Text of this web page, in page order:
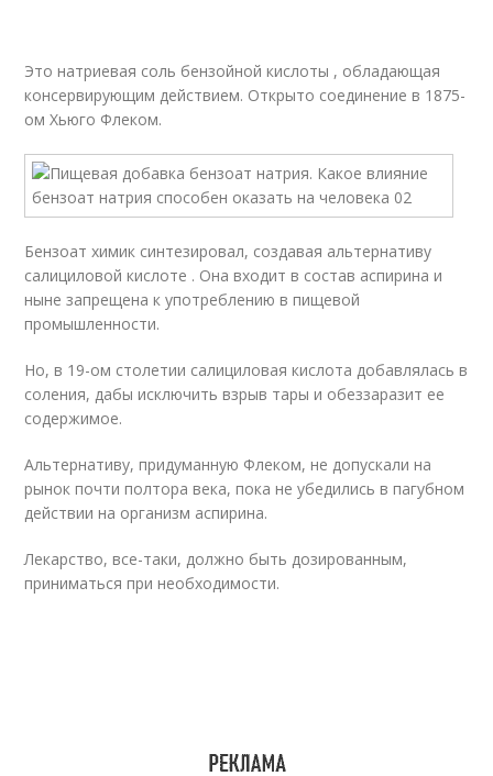
Это натриевая соль бензойной кислоты , обладающая
консервирующим действием. Открыто соединение в 1875-
ом Хьюго Флеком.
Бензоат химик синтезировал, создавая альтернативу
салициловой кислоте . Она входит в состав аспирина и
ныне запрещена к употреблению в пищевой
промышленности.
Но, в 19-ом столетии салициловая кислота добавлялась в
соления, дабы исключить взрыв тары и обеззаразит ее
содержимое.
Альтернативу, придуманную Флеком, не допускали на
рынок почти полтора века, пока не убедились в пагубном
действии на организм аспирина.
Лекарство, все-таки, должно быть дозированным,
приниматься при необходимости.